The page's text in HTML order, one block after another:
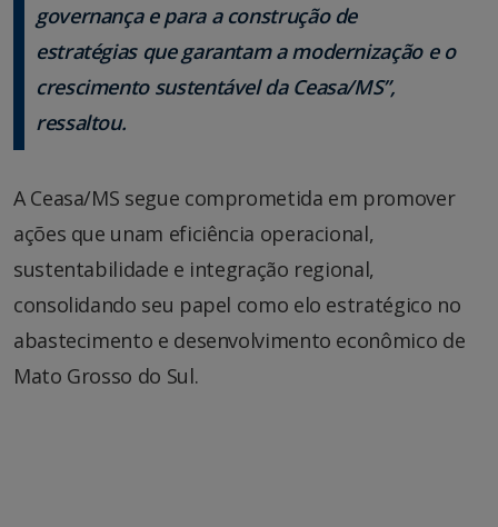
governança e para a construção de
estratégias que garantam a modernização e o
crescimento sustentável da Ceasa/MS”,
ressaltou.
A Ceasa/MS segue comprometida em promover
ações que unam eficiência operacional,
sustentabilidade e integração regional,
consolidando seu papel como elo estratégico no
abastecimento e desenvolvimento econômico de
Mato Grosso do Sul.